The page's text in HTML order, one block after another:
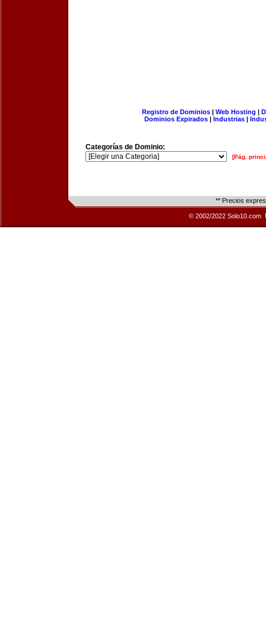
Registro de Dominios| Web Hosting |
Dominios Expirados | Industrias |
Categorías de Dominio:
[Pág.
** Precios
© 2002/2022 Solo10.com